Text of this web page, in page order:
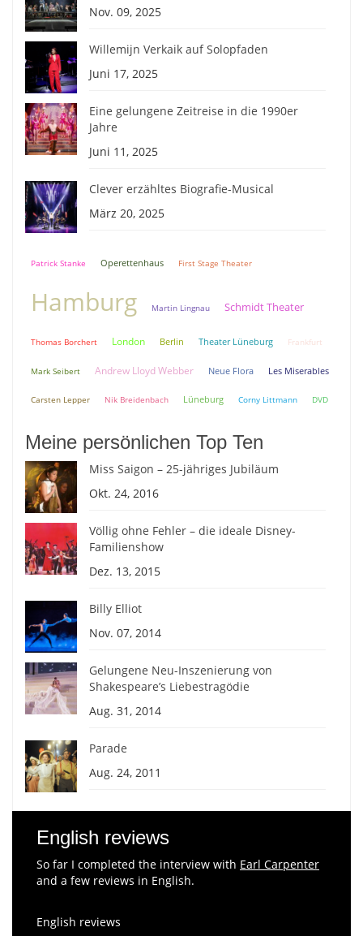
Nov. 09, 2025
Willemijn Verkaik auf Solopfaden
Juni 17, 2025
Eine gelungene Zeitreise in die 1990er
Jahre
Juni 11, 2025
Clever erzähltes Biografie-Musical
März 20, 2025
Patrick Stanke Operettenhaus First Stage Theater
Hamburg Martin Lingnau Schmidt Theater
Thomas Borchert London Berlin Theater Lüneburg Frankfurt
Mark Seibert Andrew Lloyd Webber Neue Flora Les Miserables
Carsten Lepper Nik Breidenbach Lüneburg Corny Littmann DVD
Meine persönlichen Top Ten
Miss Saigon – 25-jähriges Jubiläum
Okt. 24, 2016
Völlig ohne Fehler – die ideale Disney-
Familienshow
Dez. 13, 2015
Billy Elliot
Nov. 07, 2014
Gelungene Neu-Inszenierung von
Shakespeare’s Liebestragödie
Aug. 31, 2014
Parade
Aug. 24, 2011
English reviews
So far I completed the interview with Earl Carpenter
and a few reviews in English.
English reviews